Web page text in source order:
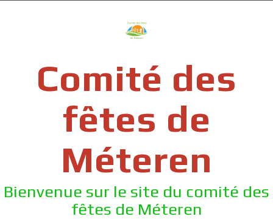
Comité des
fêtes de
Méteren
Bienvenue sur le site du comité des
fêtes de Méteren